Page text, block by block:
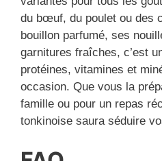
du bœuf, du poulet ou des
bouillon parfumé, ses
garnitures fraîches, c’est
protéines, vitamines et
occasion. Que vous la
famille ou pour un repas
tonkinoise saura séduire